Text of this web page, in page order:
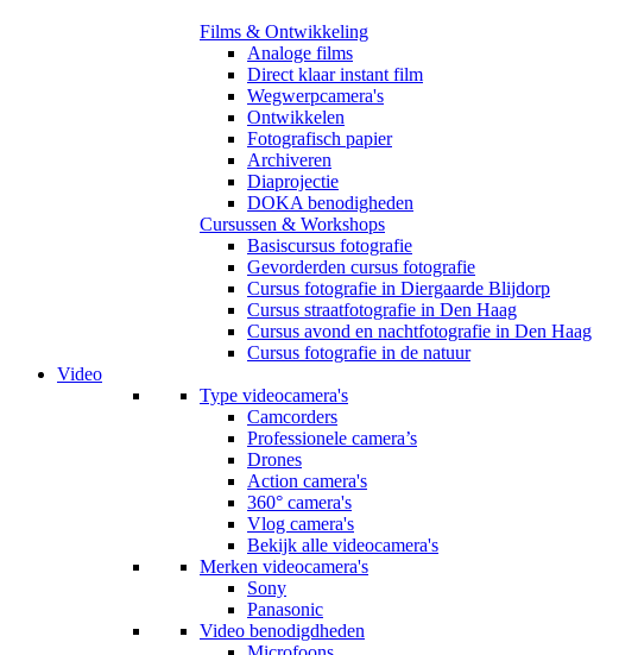
Films & Ontwikkeling
Analoge films
Direct klaar instant film
Wegwerpcamera's
Ontwikkelen
Fotografisch papier
Archiveren
Diaprojectie
DOKA benodigheden
Cursussen & Workshops
Basiscursus fotografie
Gevorderden cursus fotografie
Cursus fotografie in Diergaarde Blijdorp
Cursus straatfotografie in Den Haag
Cursus avond en nachtfotografie in Den Haag
Cursus fotografie in de natuur
Video
Type videocamera's
Camcorders
Professionele camera’s
Drones
Action camera's
360° camera's
Vlog camera's
Bekijk alle videocamera's
Merken videocamera's
Sony
Panasonic
Video benodigdheden